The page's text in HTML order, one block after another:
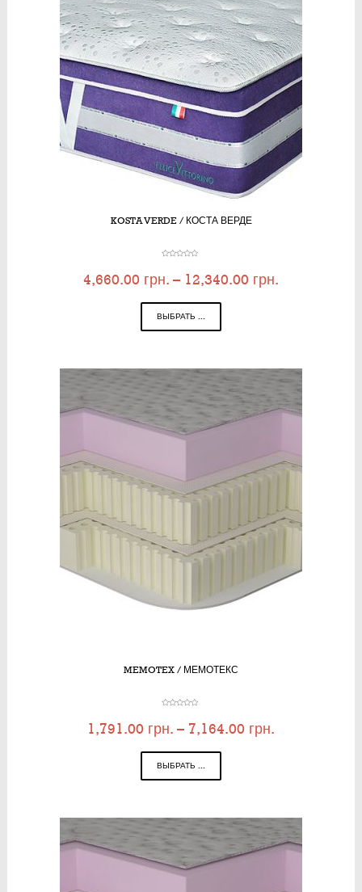
KOSTA VERDE / КОСТА ВЕРДЕ
4,660.00 грн. – 12,340.00 грн.
ВЫБРАТЬ ...
MEMOTEX / МЕМОТЕКС
1,791.00 грн. – 7,164.00 грн.
ВЫБРАТЬ ...